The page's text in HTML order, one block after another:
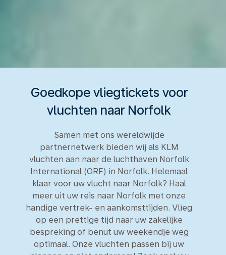
Goedkope vliegtickets voor
vluchten naar Norfolk
Samen met ons wereldwijde
partnernetwerk bieden wij als KLM
vluchten aan naar de luchthaven Norfolk
International (ORF) in Norfolk. Helemaal
klaar voor uw vlucht naar Norfolk? Haal
meer uit uw reis naar Norfolk met onze
handige vertrek- en aankomsttijden. Vlieg
op een prettige tijd naar uw zakelijke
bespreking of benut uw weekendje weg
optimaal. Onze vluchten passen bij uw